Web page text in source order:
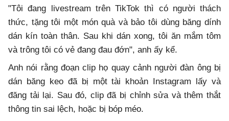
"Tôi đang livestream trên TikTok thì có người thách
thức, tặng tôi một món quà và bảo tôi dùng băng dính
dán kín toàn thân. Sau khi dán xong, tôi ăn mắm tôm
và trông tôi có vẻ đang đau đớn", anh ấy kể.
Anh nói rằng đoạn clip họ quay cảnh người đàn ông bị
dán băng keo đã bị một tài khoản Instagram lấy và
đăng tải lại. Sau đó, clip đã bị chỉnh sửa và thêm thắt
thông tin sai lệch, hoặc bị bóp méo.